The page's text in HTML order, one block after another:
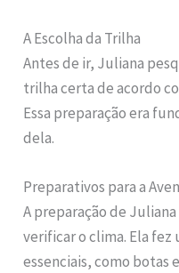
A Escolha da Trilha
Antes de ir, Juliana
trilha certa de acordo
Essa preparação era
dela.
Preparativos para a
A preparação de
verificar o clima. Ela
essenciais, como botas